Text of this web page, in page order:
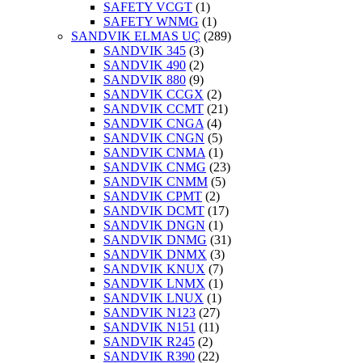
SAFETY VCGT (1)
SAFETY WNMG (1)
SANDVIK ELMAS UÇ (289)
SANDVIK 345 (3)
SANDVIK 490 (2)
SANDVIK 880 (9)
SANDVIK CCGX (2)
SANDVIK CCMT (21)
SANDVIK CNGA (4)
SANDVIK CNGN (5)
SANDVIK CNMA (1)
SANDVIK CNMG (23)
SANDVIK CNMM (5)
SANDVIK CPMT (2)
SANDVIK DCMT (17)
SANDVIK DNGN (1)
SANDVIK DNMG (31)
SANDVIK DNMX (3)
SANDVIK KNUX (7)
SANDVIK LNMX (1)
SANDVIK LNUX (1)
SANDVIK N123 (27)
SANDVIK N151 (11)
SANDVIK R245 (2)
SANDVIK R390 (22)